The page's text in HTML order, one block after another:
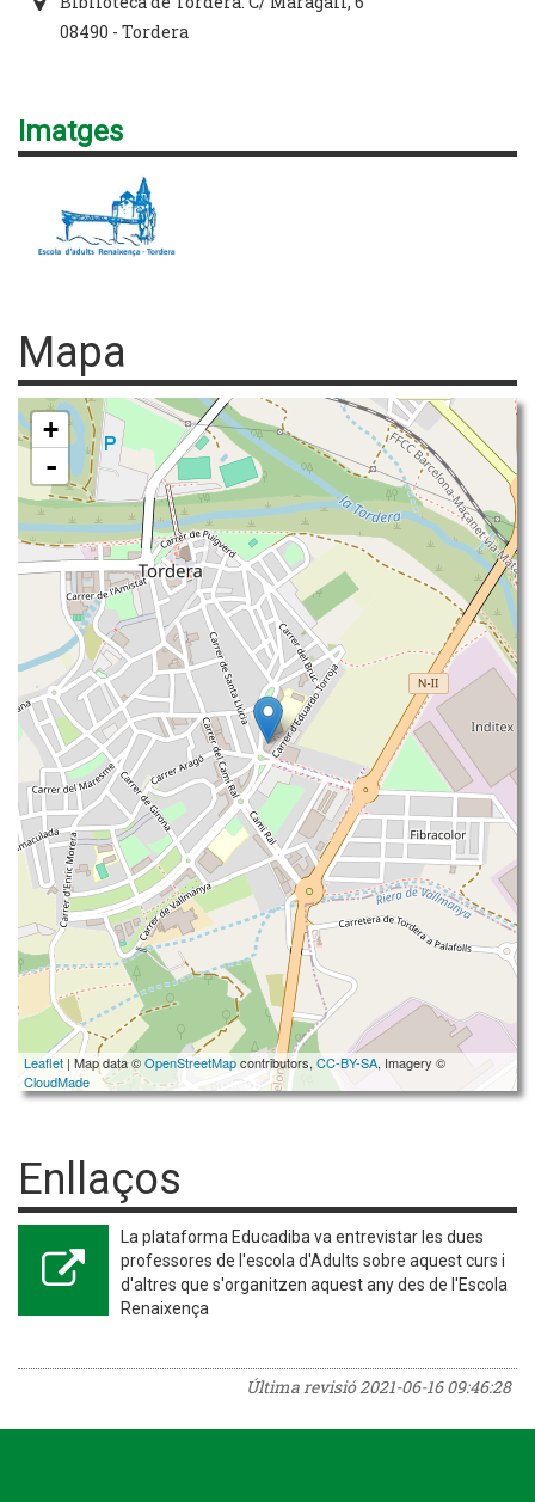
08490 - Tordera
Imatges
Mapa
+
-
Leaflet | Map data ©OpenStreetMapcontributors, CC-BY-SA, Imagery ©
CloudMade
Enllaços
La plataforma Educadiba va entrevistar les dues
professores de l'escola d'Adults sobre aquest curs i
d'altres que s'organitzen aquest any des de l'Escola
Renaixença
Última revisió2021-06-16 09:46:28